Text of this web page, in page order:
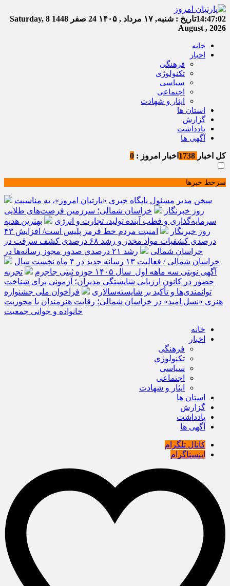
14:47:02تاریخ : شنبه, ۱۷ مرداد , ۱۴۰۵ 24 صفر 1448
Saturday, 8
August , 2026
خانه
اخبار
فرهنگی
تکنولوژی
سیاسی
اجتماعی
ایثار و شهادت
استان ها
گزارش
یادداشت
آگهی ها
کل اخبار اخبار امروز : 0
سرخط خبرها
سخن مدیر مسئول پایگاه خبری «پارتیان امروز»، به مناسبت
روز خبرنگار
خراسان شمالی؛ سرزمین فرصت‌های طلایی
سرمایه‌گذاری و قطب آینده تولید، تجارت و انرژی
بهترین هدیه
روز خبرنگار
امنیت مردم خط قرمز پلیس است/ افزایش ۴۳
درصدی کشفیات مواد مخدر و رشد ۶۸ درصدی کشف سرقت در
خراسان شمالی
رشد ۲۱ درصدی صدور مجوز رسانه‌ها در
خراسان شمالی / فعالیت ۱۳ رسانه جدید در ۴ ماه نخست سال
آگهی نوبتی سه ماهه اول سال ۱۴۰۵ حوزه ثبتی جاجرم
تجربه
حضور در کانون ارزیابی شایستگی مدیران؛ آزمونی برای شناخت
توانمندی‌ها و تأکید بر شایسته‌سالاری
فراخوان ملی جشنواره
هنری «نسل امید» در خراسان شمالی؛ رقابت هنرمندان با محوریت
خانواده و جوانی جمعیت
خانه
اخبار
فرهنگی
تکنولوژی
سیاسی
اجتماعی
ایثار و شهادت
استان ها
گزارش
یادداشت
آگهی ها
کانال تلگرام
اینستاگرام